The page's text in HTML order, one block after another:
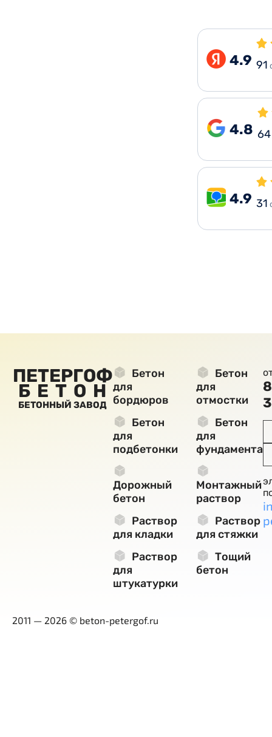
4.9 91
4.8 64
4.9 31
ПЕТЕРГОФ
БЕТОН
БЕТОННЫЙ ЗАВОД
Бетон
для
бордюров
Бетон
для
отмостки
Бетон
для
подбетонки
Бетон
для
фундамента
Дорожный
бетон
Монтажный
раствор
Раствор
для кладки
Раствор
для стяжки
Раствор
для
штукатурки
Тощий
бетон
2011 — 2026 © beton-petergof.ru